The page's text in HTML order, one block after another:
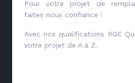
Pour votre projet de
faites nous confiance !
Avec nos qualifications RGE
votre projet de A à Z.